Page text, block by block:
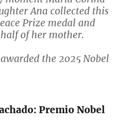
Ana collected this
Prize medal and
of her mother.
the 2025 Nobel
gLORIbv50T
Premio Nobel